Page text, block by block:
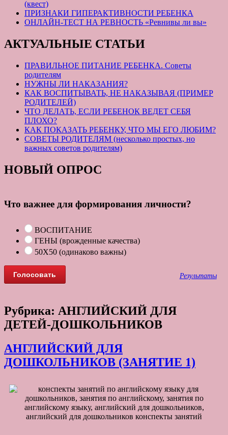
(квест)
ПРИЗНАКИ ГИПЕРАКТИВНОСТИ РЕБЕНКА
ОНЛАЙН-ТЕСТ НА РЕВНОСТЬ «Ревнивы ли вы»
АКТУАЛЬНЫЕ СТАТЬИ
ПРАВИЛЬНОЕ ПИТАНИЕ РЕБЕНКА. Советы
родителям
НУЖНЫ ЛИ НАКАЗАНИЯ?
КАК ВОСПИТЫВАТЬ, НЕ НАКАЗЫВАЯ (ПРИМЕР
РОДИТЕЛЕЙ)
ЧТО ДЕЛАТЬ, ЕСЛИ РЕБЕНОК ВЕДЕТ СЕБЯ
ПЛОХО?
КАК ПОКАЗАТЬ РЕБЕНКУ, ЧТО МЫ ЕГО ЛЮБИМ?
СОВЕТЫ РОДИТЕЛЯМ (несколько простых, но
важных советов родителям)
НОВЫЙ ОПРОС
Что важнее для формирования личности?
ВОСПИТАНИЕ
ГЕНЫ (врожденные качества)
50Х50 (одинаково важны)
Результаты
Рубрика: АНГЛИЙСКИЙ ДЛЯ
ДЕТЕЙ-ДОШКОЛЬНИКОВ
АНГЛИЙСКИЙ ДЛЯ
ДОШКОЛЬНИКОВ (ЗАНЯТИЕ 1)